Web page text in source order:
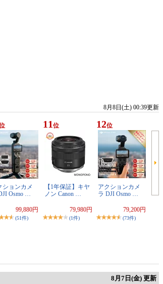
8月8日(土) 00:39更新
ションカメ
Osmo …
99,880円
(51件)
11 位
【1年保証】キヤ
ノン Canon …
79,980円
(1件)
12位
アクションカメ
ラ DJI Osmo …
79,200円
(73件)
8月7日(金) 更新